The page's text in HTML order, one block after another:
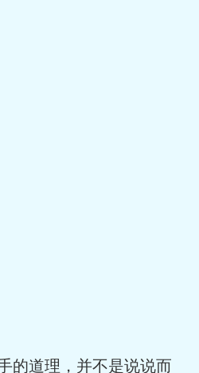
道理，并不是说说而